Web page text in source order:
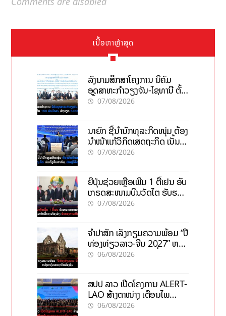
ເນື້ອຫາຫຼ້າສຸດ
ລົງນາມສຶກສາໂຄງການ ນິຄົມ
ອຸດສາຫະກຳວຽງຈັນ-ໄຊທານີ ຕັ້ງ
ເປົ້າດຶງທຶນ 150 ລ້ານໂດລາ, ສ້າງ
07/08/2026
ນາຍົກ ຊີ້ນຳນັກທຸລະກິດໜຸ່ມ ຕ້ອງ
ນຳໜ້າແກ້ວິກິດເສດຖະກິດ ເນັ້ນດຶງ
ທຶນສາກົນ, ຫັນສູ່ດິຈິຕອນ
07/08/2026
ຍີ່ປຸ່ນຊ່ວຍເຫຼືອເພີ່ມ 1 ຕື້ເຢນ ອັບ
ເກຣດສະໜາມບິນວັດໄຕ ຮັບຮອງ
ການເຕີບໂຕ
07/08/2026
ຈຳປາສັກ ເລັ່ງກຽມຄວາມພ້ອມ “ປີ
ທ່ອງທ່ຽວລາວ-ຈີນ 2027” ຫວັງ
ກະຕຸ້ນເສດຖະກິດທ້ອງຖິ່ນ
06/08/2026
ສປປ ລາວ ເປີດໂຄງການ ALERT-
LAO ສ້າງຕາໜ່າງ ເຕືອນໄພ
ພະຍາດລະບາດທົ່ວປະເທດ
06/08/2026